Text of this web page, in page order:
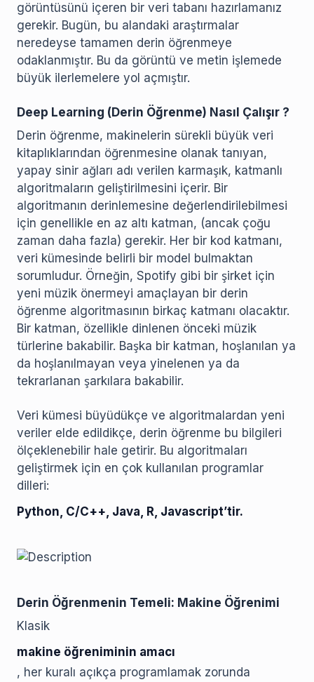
görüntüsünü içeren bir veri tabanı hazırlamanız
gerekir. Bugün, bu alandaki araştırmalar
neredeyse tamamen derin öğrenmeye
odaklanmıştır. Bu da görüntü ve metin işlemede
büyük ilerlemelere yol açmıştır.
Deep Learning (Derin Öğrenme) Nasıl Çalışır ?
Derin öğrenme, makinelerin sürekli büyük veri
kitaplıklarından öğrenmesine olanak tanıyan,
yapay sinir ağları adı verilen karmaşık, katmanlı
algoritmaların geliştirilmesini içerir. Bir
algoritmanın derinlemesine değerlendirilebilmesi
için genellikle en az altı katman, (ancak çoğu
zaman daha fazla) gerekir. Her bir kod katmanı,
veri kümesinde belirli bir model bulmaktan
sorumludur. Örneğin, Spotify gibi bir şirket için
yeni müzik önermeyi amaçlayan bir derin
öğrenme algoritmasının birkaç katmanı olacaktır.
Bir katman, özellikle dinlenen önceki müzik
türlerine bakabilir. Başka bir katman, hoşlanılan ya
da hoşlanılmayan veya yinelenen ya da
tekrarlanan şarkılara bakabilir.
Veri kümesi büyüdükçe ve algoritmalardan yeni
veriler elde edildikçe, derin öğrenme bu bilgileri
ölçeklenebilir hale getirir. Bu algoritmaları
geliştirmek için en çok kullanılan programlar
dilleri:
Python, C/C++, Java, R, Javascript’tir.
Derin Öğrenmenin Temeli: Makine Öğrenimi
Klasik
makine öğreniminin amacı
, her kuralı açıkça programlamak zorunda